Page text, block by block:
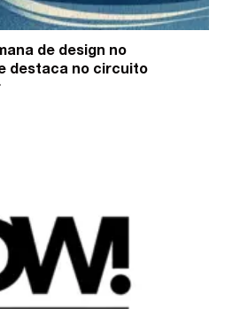
de design no
destaca no circuito